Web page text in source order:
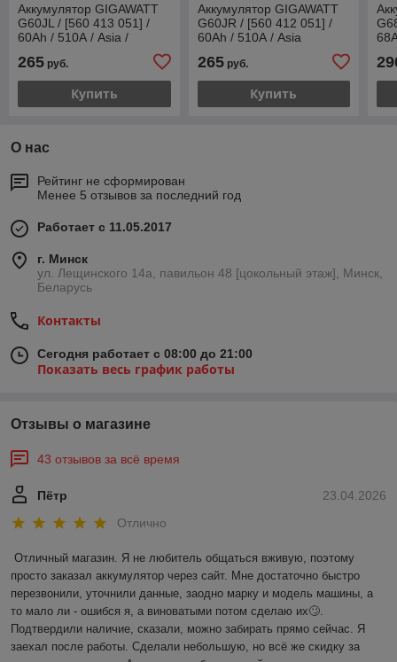
Аккумулятор GIGAWATT
G60JL / [560 413 051] /
60Ah / 510А / Asia /
265 руб.
Купить
Аккумулятор GIGAWATT
G60JR / [560 412 051] /
60Ah / 510А / Asia
265руб.
Купить
О нас
Рейтинг не сформирован
Менее 5 отзывов за последний год
Работает с 11.05.2017
г. Минск
ул. Лещинского 14а, павильон 48 [цокольный этаж], Минск,
Беларусь
Контакты
Сегодня работает с 08:00 до 21:00
Показать весь график работы
Отзывы о магазине
43 отзывов за всё время
23.04.2026
Пётр
Отлично
Отличный магазин. Я не любитель общаться вживую, поэтому
просто заказал аккумулятор через сайт. Мне достаточно быстро
перезвонили, уточнили данные, заодно марку и модель машины, а
то мало ли - ошибся я, а виноватыми потом сделаю их🙄.
Подтвердили наличие, сказали, можно забирать прямо сейчас. Я
заехал после работы. Сделали небольшую, но всё же скидку за